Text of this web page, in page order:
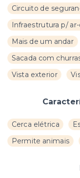
Circuito de
Infraestrutura p/
Mais de um andar
Sacada com
Vista exterior
Cerca elétrica
Permite animais